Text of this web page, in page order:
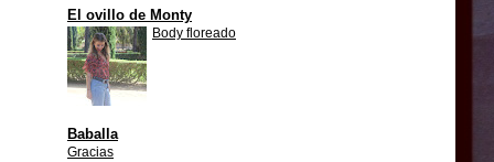
El ovillo de Monty
Body floreado
Baballa
Gracias